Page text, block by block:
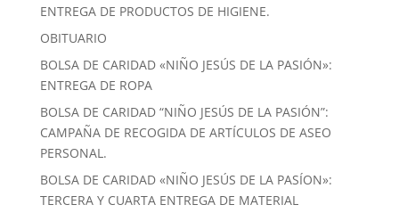
ENTREGA DE PRODUCTOS DE HIGIENE.
OBITUARIO
BOLSA DE CARIDAD «NIÑO JESÚS DE LA PASIÓN»:
ENTREGA DE ROPA
BOLSA DE CARIDAD “NIÑO JESÚS DE LA PASIÓN”:
CAMPAÑA DE RECOGIDA DE ARTÍCULOS DE ASEO
PERSONAL.
BOLSA DE CARIDAD «NIÑO JESÚS DE LA PASÍON»:
TERCERA Y CUARTA ENTREGA DE MATERIAL